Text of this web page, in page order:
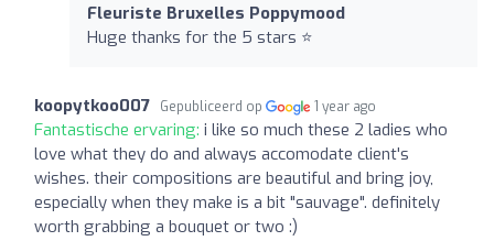
Fleuriste Bruxelles Poppymood
Huge thanks for the 5 stars ⭐️
koopytkoo007 Gepubliceerd op 1 year ago
Fantastische ervaring: i like so much these 2 ladies who
love what they do and always accomodate client's
wishes. their compositions are beautiful and bring joy,
especially when they make is a bit "sauvage". definitely
worth grabbing a bouquet or two :)